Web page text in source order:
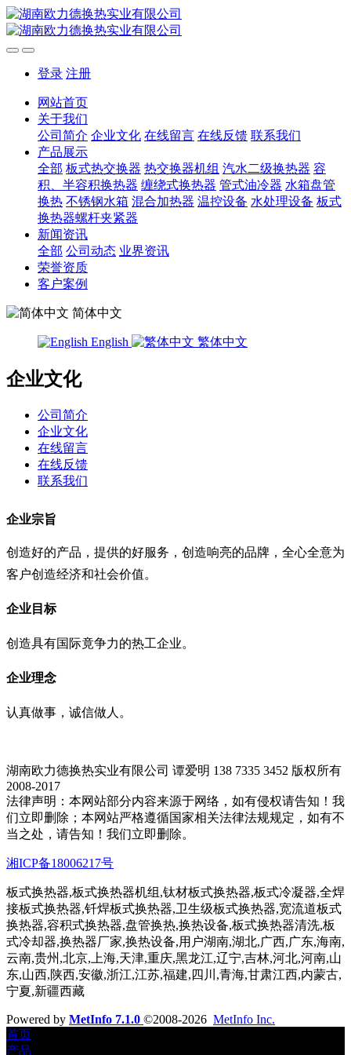
登录 注册
网站首页
关于我们
公司简介 企业文化 在线留言 在线反馈 联系我们
产品展示
全部 板式热交换器 热交换器机组 汽水二级换热器 容
积、半容积换热器 缠绕式换热器 管式油冷器 水箱盘管
换热 不锈钢水箱 混合加热器 温控设备 水处理设备 板式
换热器螺杆夹紧器
新闻资讯
全部 公司动态 业界资讯
荣誉资质
客户案例
简体中文
English 繁体中文
企业文化
公司简介
企业文化
在线留言
在线反馈
联系我们
企业宗旨
创造好的产品，提供的好服务，创造响亮的品牌，全心全意为
客户创造经济和社会价值。
企业目标
创造具有国际竟争力的热工企业。
企业理念
认真做事，诚信做人。
湖南欧力德换热实业有限公司 谭爱明 138 7335 3452 版权所有
2008-2017
法律声明：本网站部分内容来源于网络，如有侵权请告知！我
们立即删除；本网站严格遵循国家相关法律法规规定，如有不
当之处，请告知！我们立即删除。
湘ICP备18006217号
板式换热器,板式换热器机组,钛材板式换热器,板式冷凝器,全焊
接板式换热器,钎焊板式换热器,卫生级板式换热器,宽流道板式
换热器,容积式换热器,盘管换热,换热设备,板式换热器清洗,板
式冷却器,换热器厂家,换热设备,用户湖南,湖北,广西,广东,海南,
云南,贵州,北京,上海,天津,重庆,黑龙江,辽宁,吉林,河北,河南,山
东,山西,陕西,安徽,浙江,江苏,福建,四川,青海,甘肃江西,内蒙古,
宁夏,新疆西藏
Powered by MetInfo 7.1.0 ©2008-2026 MetInfo Inc.
首页
产品